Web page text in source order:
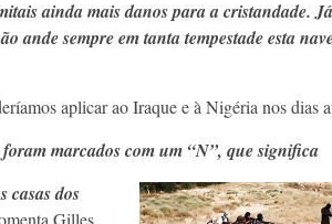
ainda mais danos para a cristandade.
ande sempre em tanta tempestade esta
aplicar ao Iraque e à Nigéria nos dias
foram marcados com um “N”, que significa
casas dos
Gilles